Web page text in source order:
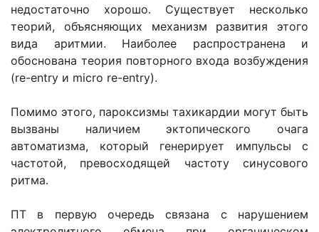
недостаточно хорошо. Существует несколько
теорий, объясняющих механизм развития этого
вида аритмии. Наиболее распространена и
обоснована теория повторного входа возбуждения
(re-entry и micro re-entry).
Помимо этого, пароксизмы тахикардии могут быть
вызваны наличием эктопического очага
автоматизма, который генерирует импульсы с
частотой, превосходящей частоту синусового
ритма.
ПТ в первую очередь связана с нарушением